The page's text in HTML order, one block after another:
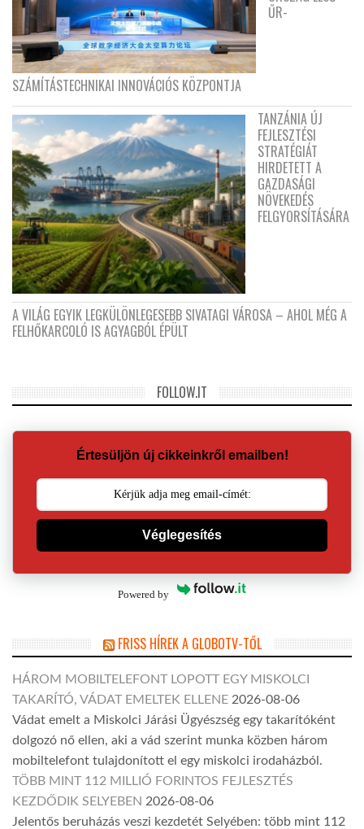
ŰR-
SZÁMÍTÁSTECHNIKAI INNOVÁCIÓS KÖZPONTJA
TANZÁNIA ÚJ
FEJLESZTÉSI
STRATÉGIÁT
HIRDETETT A
GAZDASÁGI
NÖVEKEDÉS
FELGYORSÍTÁSÁRA
A VILÁG EGYIK LEGKÜLÖNLEGESEBB SIVATAGI VÁROSA – AHOL MÉG A
FELHŐKARCOLÓ IS AGYAGBÓL ÉPÜLT
FOLLOW.IT
Értesüljön új cikkeinkről emailben!
Véglegesítés
Powered by
FRISS HÍREK A GLOBOTV-TŐL
HÁROM MOBILTELEFONT LOPOTT EGY MISKOLCI
TAKARÍTÓ, VÁDAT EMELTEK ELLENE 2026-08-06
Vádat emelt a Miskolci Járási Ügyészség egy takarítóként
dolgozó nő ellen, aki a vád szerint munka közben három
mobiltelefont tulajdonított el egy miskolci irodaházból.
TÖBB MINT 112 MILLIÓ FORINTOS FEJLESZTÉS
KEZDŐDIK SELYEBEN 2026-08-06
Jelentős beruházás veszi kezdetét Selyében: több mint 112